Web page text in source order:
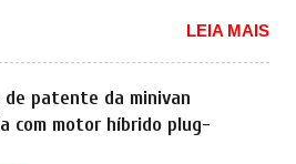
do motor T200, que estreou nos
e Fastback. "A Fiat Strada é
uma picape, é uma verdadeira
no mercado automotivo. Há alguns
as primeiras imagens teaser de uma
visual para um dos seus menores
na China, pertencente à linha
se do Seal 06 EV, lançado no
semestre de 2025. Sim, há menos
LEIA MAIS
de patente da minivan
com motor híbrido plug-